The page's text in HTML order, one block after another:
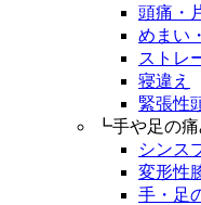
頭痛・
めまい
ストレ
寝違え
緊張性
┗手や足の痛
シンス
変形性
手・足